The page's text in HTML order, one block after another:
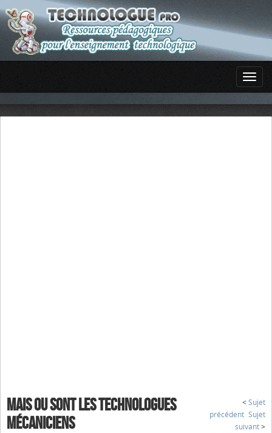
MAIS OU SONT LES TECHNOLOGUES
MÉCANICIENS
< Sujet
précédent Sujet
suivant >